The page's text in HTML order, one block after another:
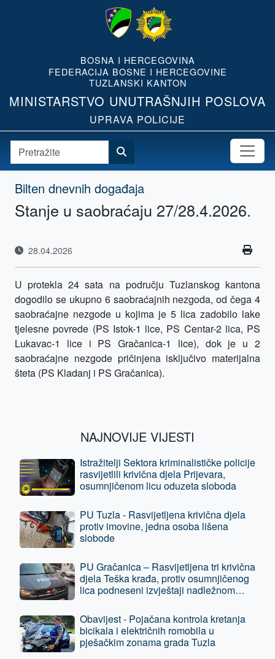
BOSNA I HERCEGOVINA
FEDERACIJA BOSNE I HERCEGOVINE
TUZLANSKI KANTON
MINISTARSTVO UNUTRAŠNJIH POSLOVA
UPRAVA POLICIJE
Bilten dnevnih događaja
Stanje u saobraćaju 27/28.4.2026.
28.04.2026
U protekla 24 sata na području Tuzlanskog kantona
dogodilo se ukupno 6 saobraćajnih nezgoda, od čega 4
saobraćajne nezgode u kojima je 5 lica zadobilo lake
tjelesne povrede (PS Istok-1 lice, PS Centar-2 lica, PS
Lukavac-1 lice i PS Gračanica-1 lice), dok je u 2
saobraćajne nezgode pričinjena isključivo materijalna
šteta (PS Kladanj i PS Gračanica).
NAJNOVIJE VIJESTI
Istražitelji Sektora kriminalističke policije
rasvijetlili krivična djela Prijevara,
osumnjičenom licu oduzeta sloboda
PU Tuzla - Rasvijetljena krivična djela
protiv imovine, jedna osoba lišena
slobode
PU Gračanica – Rasvijetljena tri krivična
djela Teška krađa, protiv osumnjičenog
lica podneseni izvještaji nadležnom
Obavijest - Pojačana kontrola kretanja
bicikala i električnih romobila u
pješačkim zonama grada Tuzla